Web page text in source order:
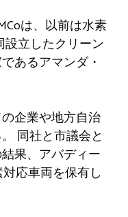
は、以前は水素
設立したクリーン
あるアマンダ・
企業や地方自治
同社と市議会と
果、アバディー
応車両を保有し